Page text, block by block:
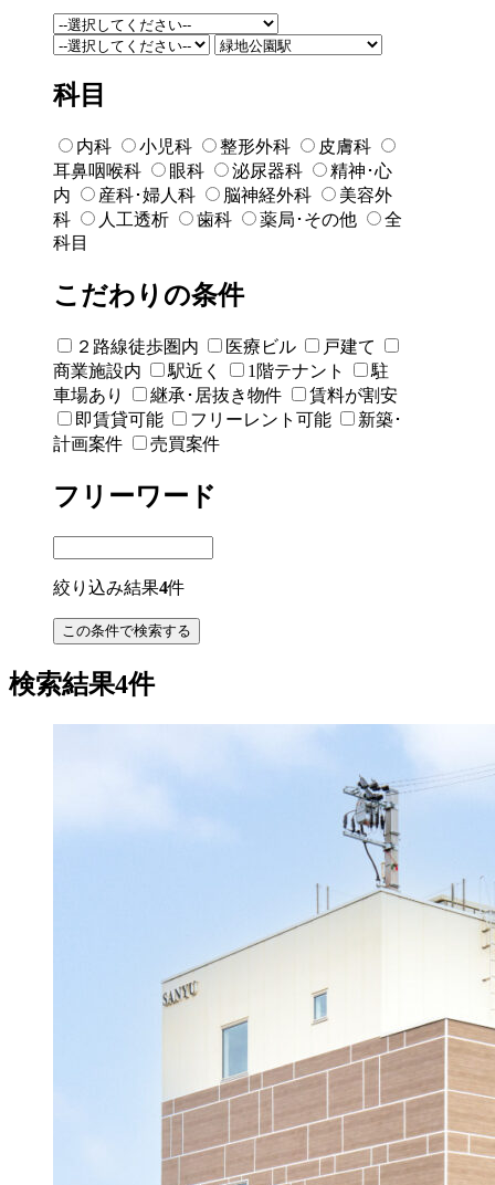
科目
内科 小児科 整形外科
皮膚科
耳鼻咽喉科
眼科 泌尿器科
精神･心
内
産科･婦人科 脳神経外科
美容外
科
人工透析 歯科 薬局･その他
全
科目
こだわりの条件
２路線徒歩圏内 医療ビル
戸建て
商業施設内
駅近く 1階テナント
駐
車場あり
継承･居抜き物件
賃料が割安
即賃貸可能
フリーレント可能
新築･
計画案件
売買案件
フリーワード
絞り込み結果4件
検索結果4件